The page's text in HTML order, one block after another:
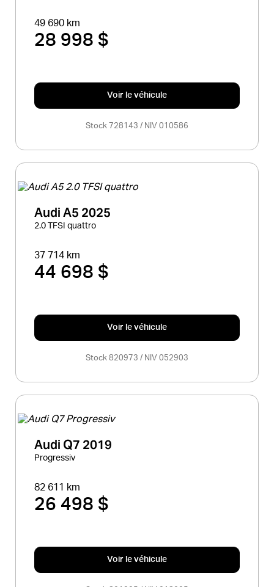
49 690 km
28 998 $
Voir le véhicule
Stock 728143 / NIV 010586
Audi A5 2025
2.0 TFSI quattro
37 714 km
44 698 $
Voir le véhicule
Stock 820973 / NIV 052903
Audi Q7 2019
Progressiv
82 611 km
26 498 $
Voir le véhicule